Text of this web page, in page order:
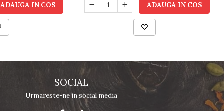
ADAUGA IN COS ADAUGA IN COS
SOCIAL
Urmareste-ne in social media